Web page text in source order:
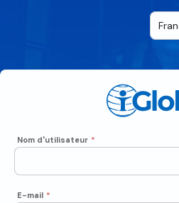
Nom d'utilisateur *
E-mail *